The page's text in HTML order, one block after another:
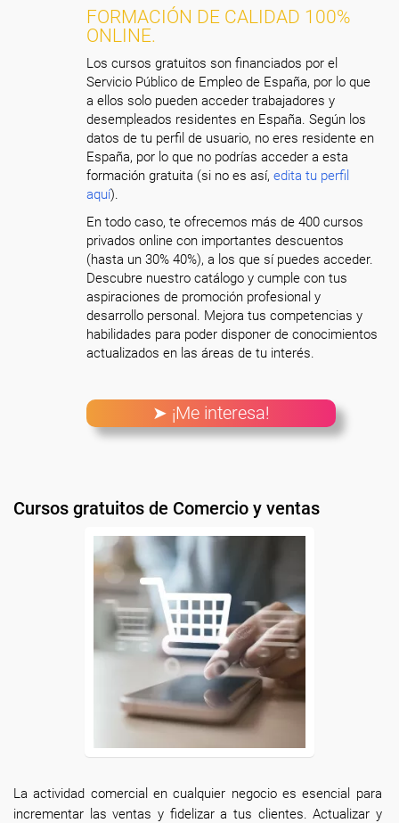
FORMACIÓN DE CALIDAD 100%
ONLINE.
Los cursos gratuitos son financiados por el
Servicio Público de Empleo de España, por lo que
a ellos solo pueden acceder trabajadores y
desempleados residentes en España. Según los
datos de tu perfil de usuario, no eres residente en
España, por lo que no podrías acceder a esta
formación gratuita (si no es así,edita tu perfil
aquí).
En todo caso, te ofrecemos más de 400 cursos
privados online con importantes descuentos
(hasta un 30% 40%), a los que sí puedes acceder.
Descubre nuestro catálogo y cumple con tus
aspiraciones de promoción profesional y
desarrollo personal. Mejora tus competencias y
habilidades para poder disponer de conocimientos
actualizados en las áreas de tu interés.
➤ ¡Me interesa!
Cursos gratuitos de Comercio y ventas
La actividad comercial en cualquier negocio es esencial para
incrementar las ventas y fidelizar a tus clientes. Actualizar y